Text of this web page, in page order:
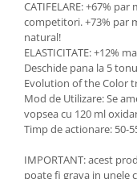
CATIFELARE: +67%
competitori. +73% par
natural!
ELASTICITATE: +12%
Deschide pana la 5
Evolution of the Color
Mod de Utilizare: Se
vopsea cu 120 ml
Timp de actionare: 50-
IMPORTANT: acest
poate fi grava in unele